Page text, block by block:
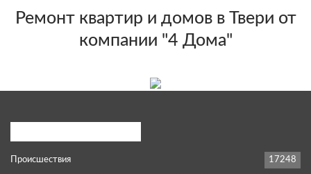
Ремонт квартир и домов в Твери от
компании "4 Дома"
Происшествия 17248